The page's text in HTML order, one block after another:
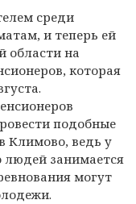
среди
и теперь ей
области на
которая
подобные
Климово, ведь у
людей занимается
могут